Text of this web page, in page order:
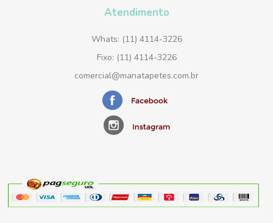
Atendimento
Whats: (11) 4114-3226
Fixo: (11) 4114-3226
comercial@manatapetes.com.br